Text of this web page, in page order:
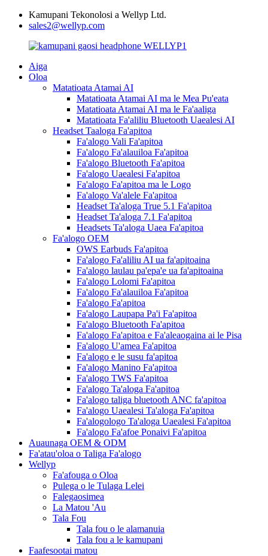
Kamupani Tekonolosi a Wellyp Ltd.
sales2@wellyp.com
Aiga
Oloa
Matatioata Atamai AI
Matatioata Atamai AI ma le Mea Pu'eata
Matatioata Atamai AI ma le Fa'aaliga
Matatioata Fa'aliliu Bluetooth Uaealesi AI
Headset Taaloga Fa'apitoa
Fa'alogo Vali Fa'apitoa
Fa'alogo Fa'alauiloa Fa'apitoa
Fa'alogo Bluetooth Fa'apitoa
Fa'alogo Uaealesi Fa'apitoa
Fa'alogo Fa'apitoa ma le Logo
Fa'alogo Va'alele Fa'apitoa
Headset Ta'aloga True 5.1 Fa'apitoa
Headset Ta'aloga 7.1 Fa'apitoa
Headsets Ta'aloga Uaea Fa'apitoa
Fa'alogo OEM
OWS Earbuds Fa'apitoa
Fa'alogo Fa'aliliu AI ua fa'apitoaina
Fa'alogo laulau pa'epa'e ua fa'apitoaina
Fa'alogo Lolomi Fa'apitoa
Fa'alogo Fa'alauiloa Fa'apitoa
Fa'alogo Fa'apitoa
Fa'alogo Laupapa Pa'i Fa'apitoa
Fa'alogo Bluetooth Fa'apitoa
Fa'alogo Fa'apitoa e Fa'aleaogaina ai le Pisa
Fa'alogo U'amea Fa'apitoa
Fa'alogo e le susu fa'apitoa
Fa'alogo Manino Fa'apitoa
Fa'alogo TWS Fa'apitoa
Fa'alogo Ta'aloga Fa'apitoa
Fa'alogo taliga bluetooth ANC fa'apitoa
Fa'alogo Uaealesi Ta'aloga Fa'apitoa
Fa'alogologo Ta'aloga Uaealesi Fa'apitoa
Fa'alogo Fa'afoe Ponaivi Fa'apitoa
Auaunaga OEM & ODM
Fa'atau'oloa o Taliga Fa'alogo
Wellyp
Fa'afouga o Oloa
Pulega o le Tulaga Lelei
Falegaosimea
La Matou 'Au
Tala Fou
Tala fou o le alamanuia
Tala fou a le kamupani
Faafesootai matou